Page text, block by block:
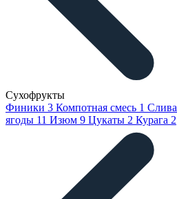
Сухофрукты
Финики 3 Компотная смесь 1 Слива
ягоды 11 Изюм 9 Цукаты 2 Курага 2